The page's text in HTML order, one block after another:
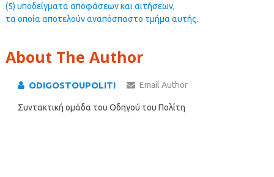
(5) υποδείγματα αποφάσεων και αιτήσεων,
τα οποία αποτελούν αναπόσπαστο τμήμα αυτής.
About The Author
ODIGOSTOUPOLITI Email Author
Συντακτική ομάδα του Οδηγού του Πολίτη